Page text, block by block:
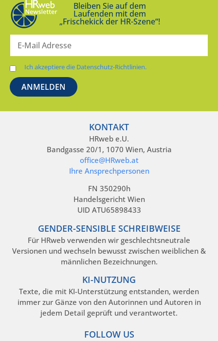
Bleiben Sie auf dem
Laufenden mit dem
„Frischekick der HR-Szene“!
Ich akzeptiere die Datenschutz-Richtlinien.
KONTAKT
HRweb e.U.
Bandgasse 20/1, 1070 Wien, Austria
office@HRweb.at
Ihre Ansprechpersonen
FN 350290h
Handelsgericht Wien
UID ATU65898433
GENDER-SENSIBLE SCHREIBWEISE
Für HRweb verwenden wir geschlechtsneutrale
Versionen und wechseln bewusst zwischen weiblichen &
männlichen Bezeichnungen.
KI-NUTZUNG
Texte, die mit KI-Unterstützung entstanden, werden
immer zur Gänze von den Autorinnen und Autoren in
jedem Detail geprüft und verantwortet.
FOLLOW US